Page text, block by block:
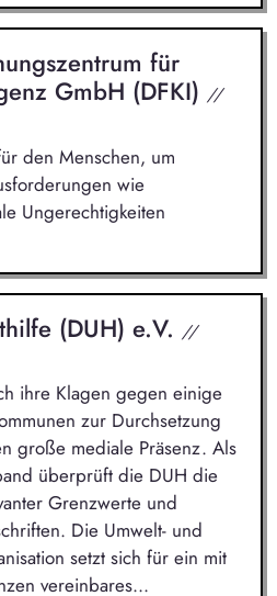
für
GmbH (DFKI) //
den Menschen, um
wie
Ungerechtigkeiten
(DUH) e.V. //
ihre Klagen gegen einige
zur Durchsetzung
große mediale Präsenz. Als
überprüft die DUH die
Grenzwerte und
Die Umwelt- und
setzt sich für ein mit
vereinbares...